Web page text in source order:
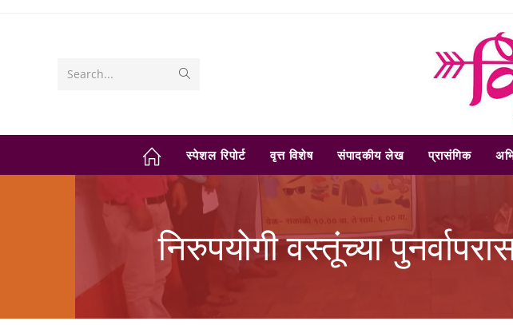
Search...
स्पेशल रिपोर्ट वृत्त विशेष संपादकीय लेख प्रासंगिक
निरुपयोगी वस्तूंच्या